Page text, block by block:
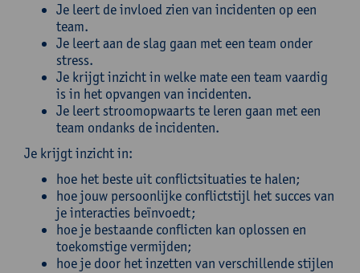
Je leert de invloed zien van incidenten op een
team.
Je leert aan de slag gaan met een team onder
stress.
Je krijgt inzicht in welke mate een team vaardig
is in het opvangen van incidenten.
Je leert stroomopwaarts te leren gaan met een
team ondanks de incidenten.
Je krijgt inzicht in:
hoe het beste uit conflictsituaties te halen;
hoe jouw persoonlijke conflictstijl het succes van
je interacties beïnvoedt;
hoe je bestaande conflicten kan oplossen en
toekomstige vermijden;
hoe je door het inzetten van verschillende stijlen